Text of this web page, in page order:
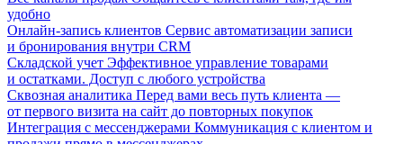
удобно
Онлайн-запись клиентов Сервис автоматизации записи
и бронирования внутри CRM
Складской учет Эффективное управление товарами
и остатками. Доступ с любого устройства
Сквозная аналитика Перед вами весь путь клиента —
от первого визита на сайт до повторных покупок
Интеграция с мессенджерами Коммуникация с клиентом и